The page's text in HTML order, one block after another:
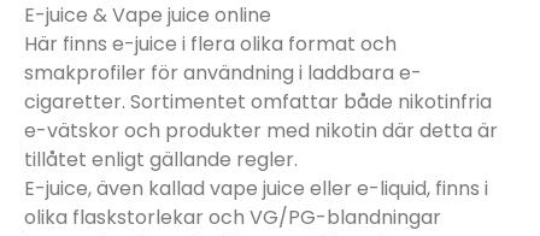
E-juice & Vape juice online
Här finns e-juice i flera olika format och
smakprofiler för användning i laddbara e-
cigaretter. Sortimentet omfattar både nikotinfria
e-vätskor och produkter med nikotin där detta är
tillåtet enligt gällande regler.
E-juice, även kallad vape juice eller e-liquid, finns i
olika flaskstorlekar och VG/PG-blandningar
Vapes, e-cigg & vitsnus
Röstläge
Populära engångsvapes Hjälp mig välja